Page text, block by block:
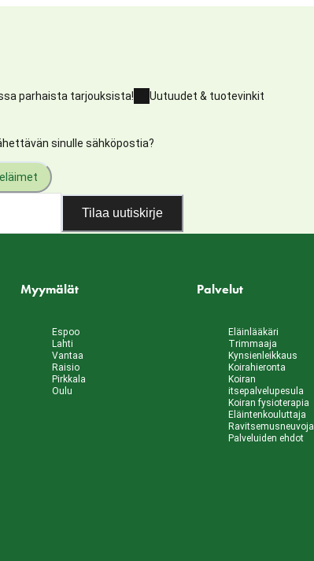
parhaista tarjouksista! Uutuudet & tuotevinkit
sinulle sähköpostia?
Tilaa uutiskirje
Myymälät
Espoo
Lahti
Vantaa
Raisio
Pirkkala
Oulu
Palvelut
Eläinlääkäri
Trimmaaja
Kynsienleikkaus
Koirahieronta
Koiran
itsepalvelupesula
Koiran fysioterapia
Eläintenkouluttaja
Ravitsemusneuvoja
Palveluiden ehdot